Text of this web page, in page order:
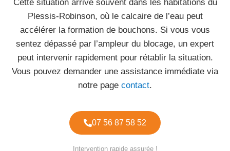
Cette situation arrive souvent dans les habitations du
Plessis-Robinson, où le calcaire de l’eau peut
accélérer la formation de bouchons. Si vous vous
sentez dépassé par l’ampleur du blocage, un expert
peut intervenir rapidement pour rétablir la situation.
Vous pouvez demander une assistance immédiate via
notre page contact.
07 56 87 58 52
Intervention rapide assurée !